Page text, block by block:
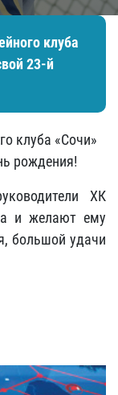
клуба
23-й
клуба «Сочи»
рождения!
ХК
и желают ему
большой удачи